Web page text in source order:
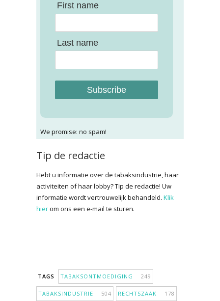
First name
Last name
Subscribe
We promise: no spam!
Tip de redactie
Hebt u informatie over de tabaksindustrie, haar
activiteiten of haar lobby? Tip de redactie! Uw
informatie wordt vertrouwelijk behandeld. Klik
hierom ons een e-mail te sturen.
TAGS TABAKSONTMOEDIGING 249
TABAKSINDUSTRIE 504 RECHTSZAAK 178